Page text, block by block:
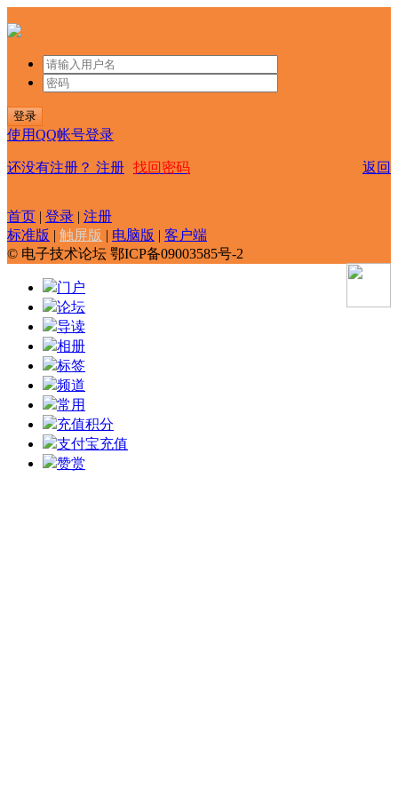
登录
使用QQ帐号登录
还没有注册？ 注册 找回密码 返回
首页 | 登录 | 注册
标准版 | 触屏版 | 电脑版 | 客户端
© 电子技术论坛 鄂ICP备09003585号-2
门户
论坛
导读
相册
标签
频道
常用
充值积分
支付宝充值
赞赏